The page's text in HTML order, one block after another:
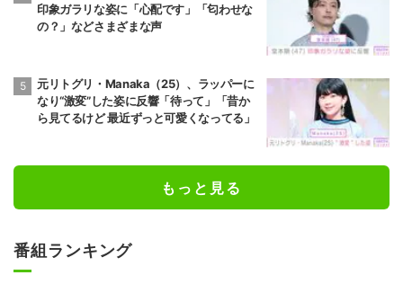
印象ガラリな姿に「心配です」「匂わせな
の？」などさまざまな声
元リトグリ・Manaka（25）、ラッパーに
なり“激変”した姿に反響「待って」「昔か
ら見てるけど 最近ずっと可愛くなってる」
もっと見る
番組ランキング